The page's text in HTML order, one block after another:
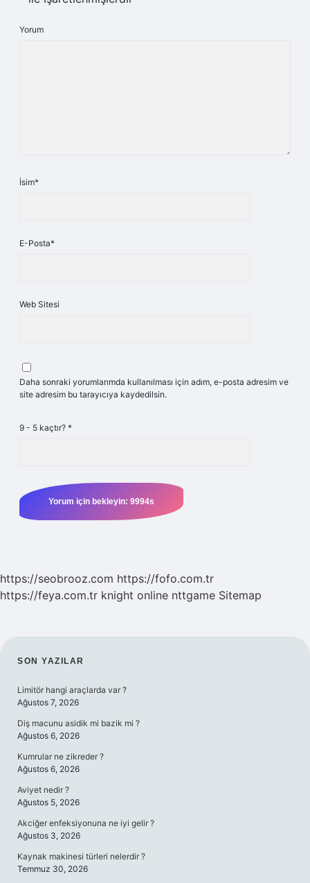
Yorum
İsim*
E-Posta*
Web Sitesi
Daha sonraki yorumlarımda kullanılması için adım, e-posta adresim ve
site adresim bu tarayıcıya kaydedilsin.
9 - 5 kaçtır? *
https://seobrooz.com https://fofo.com.tr
https://feya.com.tr knight online nttgame Sitemap
SIDEBAR
SON YAZILAR
Limitör hangi araçlarda var ?
Ağustos 7, 2026
Diş macunu asidik mi bazik mi ?
Ağustos 6, 2026
Kumrular ne zikreder ?
Ağustos 6, 2026
Aviyet nedir ?
Ağustos 5, 2026
Akciğer enfeksiyonuna ne iyi gelir ?
Ağustos 3, 2026
Kaynak makinesi türleri nelerdir ?
Temmuz 30, 2026